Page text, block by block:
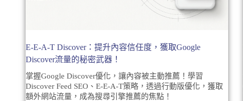
E-E-A-T Discover：提升內容信任度，獲取Google
Discover流量的秘密武器！
掌握Google Discover優化，讓內容被主動推薦！學習
Discover Feed SEO、E-E-A-T策略，透過行動版優化，獲取
額外網站流量，成為搜尋引擎推薦的焦點！